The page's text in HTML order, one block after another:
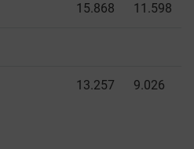
15.868 11.598
13.257 9.026